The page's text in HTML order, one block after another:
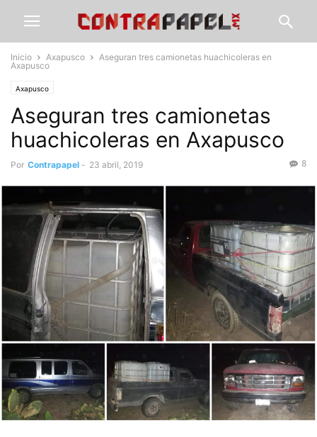
Inicio Axapusco
Aseguran tres camionetas huachicoleras en
Axapusco
Axapusco
Aseguran tres camionetas
huachicoleras en Axapusco
Por Contrapapel - 23 abril, 2019 8